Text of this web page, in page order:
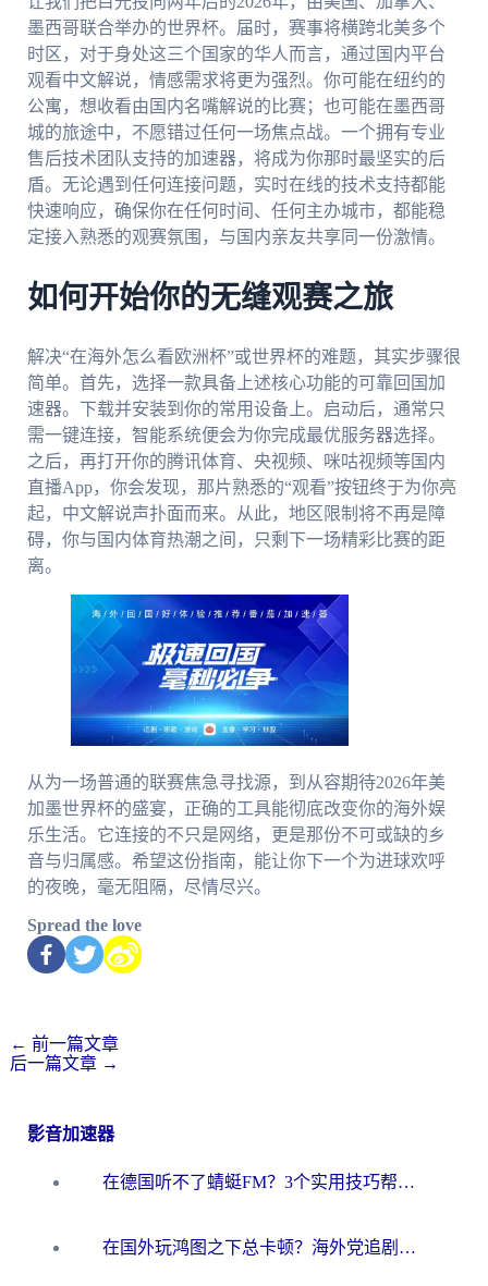
墨西哥联合举办的世界杯。届时，赛事将横跨北美多个
时区，对于身处这三个国家的华人而言，通过国内平台
观看中文解说，情感需求将更为强烈。你可能在纽约的
公寓，想收看由国内名嘴解说的比赛；也可能在墨西哥
城的旅途中，不愿错过任何一场焦点战。一个拥有专业
售后技术团队支持的加速器，将成为你那时最坚实的后
盾。无论遇到任何连接问题，实时在线的技术支持都能
快速响应，确保你在任何时间、任何主办城市，都能稳
定接入熟悉的观赛氛围，与国内亲友共享同一份激情。
如何开始你的无缝观赛之旅
解决“在海外怎么看欧洲杯”或世界杯的难题，其实步骤很
简单。首先，选择一款具备上述核心功能的可靠回国加
速器。下载并安装到你的常用设备上。启动后，通常只
需一键连接，智能系统便会为你完成最优服务器选择。
之后，再打开你的腾讯体育、央视频、咪咕视频等国内
直播App，你会发现，那片熟悉的“观看”按钮终于为你亮
起，中文解说声扑面而来。从此，地区限制将不再是障
碍，你与国内体育热潮之间，只剩下一场精彩比赛的距
离。
从为一场普通的联赛焦急寻找源，到从容期待2026年美
加墨世界杯的盛宴，正确的工具能彻底改变你的海外娱
乐生活。它连接的不只是网络，更是那份不可或缺的乡
音与归属感。希望这份指南，能让你下一个为进球欢呼
的夜晚，毫无阻隔，尽情尽兴。
Spread the love
← 前一篇文章
后一篇文章 →
影音加速器
在德国听不了蜻蜓FM？3个实用技巧帮你解锁国内影音自由
在国外玩鸿图之下总卡顿？海外党追剧听歌的3个实用解决方案